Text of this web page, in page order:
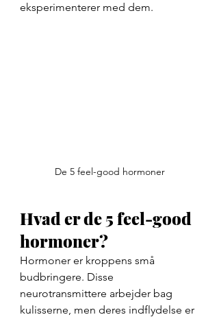
eksperimenterer med dem.
De 5 feel-good hormoner
Hvad er de 5 feel-good
hormoner?
Hormoner er kroppens små
budbringere. Disse
neurotransmittere arbejder bag
kulisserne, men deres indflydelse er